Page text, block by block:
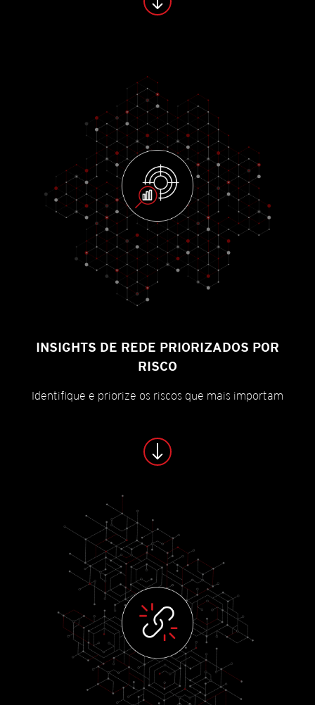
INSIGHTS DE REDE PRIORIZADOS POR
RISCO
Identifique e priorize os riscos que mais importam